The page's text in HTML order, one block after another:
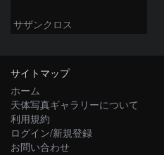
サザンクロス
サイトマップ
ホーム
天体写真ギャラリーについて
利用規約
ログイン/新規登録
お問い合わせ